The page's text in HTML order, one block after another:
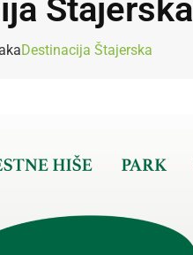
Štajerska
Destinacija Štajerska